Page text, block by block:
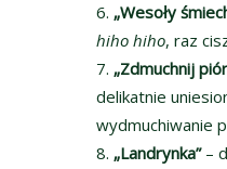
„Wesoły
hiho hiho, raz
„Zdmuchnij
delikatnie
wydmuchiwanie
„Landrynka”–